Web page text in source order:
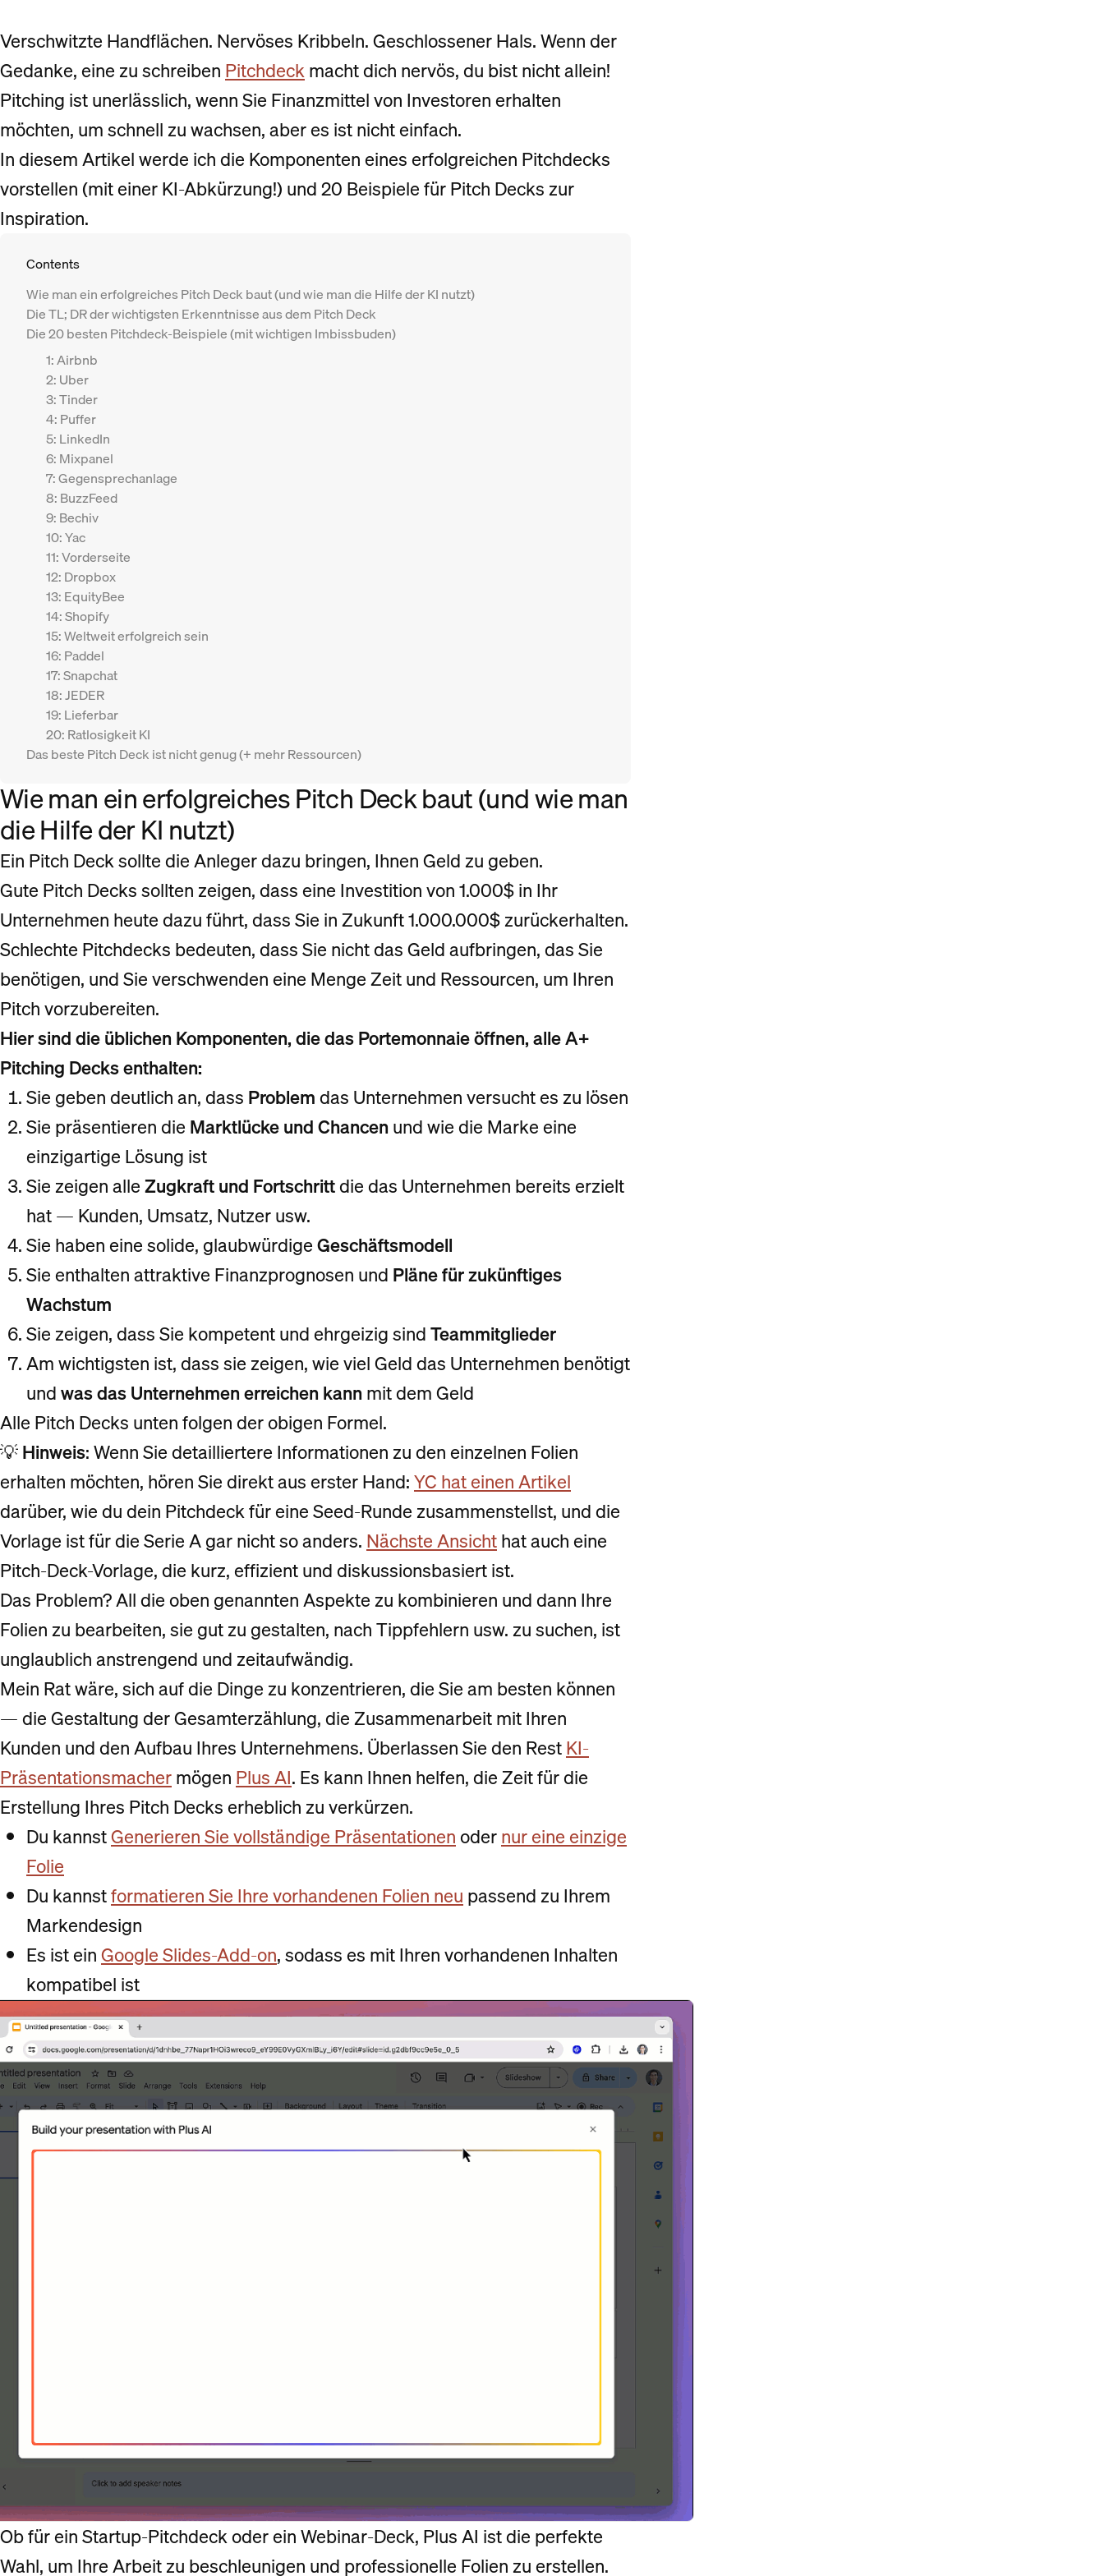
Verschwitzte Handflächen. Nervöses Kribbeln. Geschlossener Hals. Wenn der
Gedanke, eine zu schreiben Pitchdeckmacht dich nervös, du bist nicht allein!
Pitching ist unerlässlich, wenn Sie Finanzmittel von Investoren erhalten
möchten, um schnell zu wachsen, aber es ist nicht einfach.
In diesem Artikel werde ich die Komponenten eines erfolgreichen Pitchdecks
vorstellen (mit einer KI-Abkürzung!) und 20 Beispiele für Pitch Decks zur
Inspiration.
Contents
Wie man ein erfolgreiches Pitch Deck baut (und wie man die Hilfe der KI nutzt)
Die TL; DR der wichtigsten Erkenntnisse aus dem Pitch Deck
Die 20 besten Pitchdeck-Beispiele (mit wichtigen Imbissbuden)
1: Airbnb
2: Uber
3: Tinder
4: Puffer
5: LinkedIn
6: Mixpanel
7: Gegensprechanlage
8: BuzzFeed
9: Bechiv
10: Yac
11: Vorderseite
12: Dropbox
13: EquityBee
14: Shopify
15: Weltweit erfolgreich sein
16: Paddel
17: Snapchat
18: JEDER
19: Lieferbar
20: Ratlosigkeit KI
Das beste Pitch Deck ist nicht genug (+ mehr Ressourcen)
Wie man ein erfolgreiches Pitch Deck baut (und wie man
die Hilfe der KI nutzt)
Ein Pitch Deck sollte die Anleger dazu bringen, Ihnen Geld zu geben.
Gute Pitch Decks sollten zeigen, dass eine Investition von 1.000$ in Ihr
Unternehmen heute dazu führt, dass Sie in Zukunft 1.000.000$ zurückerhalten.
Schlechte Pitchdecks bedeuten, dass Sie nicht das Geld aufbringen, das Sie
benötigen, und Sie verschwenden eine Menge Zeit und Ressourcen, um Ihren
Pitch vorzubereiten.
Hier sind die üblichen Komponenten, die das Portemonnaie öffnen, alle A+
Pitching Decks enthalten:
Sie geben deutlich an, dass Problem das Unternehmen versucht es zu lösen
Sie präsentieren die Marktlücke und Chancen und wie die Marke eine
einzigartige Lösung ist
Sie zeigen alleZugkraft und Fortschrittdie das Unternehmen bereits erzielt
hat — Kunden, Umsatz, Nutzer usw.
Sie haben eine solide, glaubwürdigeGeschäftsmodell
Sie enthalten attraktive Finanzprognosen und Pläne für zukünftiges
Wachstum
Sie zeigen, dass Sie kompetent und ehrgeizig sindTeammitglieder
Am wichtigsten ist, dass sie zeigen, wie viel Geld das Unternehmen benötigt
undwas das Unternehmen erreichen kann mit dem Geld
Alle Pitch Decks unten folgen der obigen Formel.
💡Hinweis: Wenn Sie detailliertere Informationen zu den einzelnen Folien
erhalten möchten, hören Sie direkt aus erster Hand:YC hat einen Artikel
darüber, wie du dein Pitchdeck für eine Seed-Runde zusammenstellst, und die
Vorlage ist für die Serie A gar nicht so anders. Nächste Ansichthat auch eine
Pitch-Deck-Vorlage, die kurz, effizient und diskussionsbasiert ist.
Das Problem? All die oben genannten Aspekte zu kombinieren und dann Ihre
Folien zu bearbeiten, sie gut zu gestalten, nach Tippfehlern usw. zu suchen, ist
unglaublich anstrengend und zeitaufwändig.
Mein Rat wäre, sich auf die Dinge zu konzentrieren, die Sie am besten können
— die Gestaltung der Gesamterzählung, die Zusammenarbeit mit Ihren
Kunden und den Aufbau Ihres Unternehmens. Überlassen Sie den RestKI-
Präsentationsmachermögen Plus AI. Es kann Ihnen helfen, die Zeit für die
Erstellung Ihres Pitch Decks erheblich zu verkürzen.
Du kannstGenerieren Sie vollständige Präsentationen odernur eine einzige
Folie
Du kannstformatieren Sie Ihre vorhandenen Folien neu passend zu Ihrem
Markendesign
Es ist einGoogle Slides-Add-on, sodass es mit Ihren vorhandenen Inhalten
kompatibel ist
Ob für ein Startup-Pitchdeck oder ein Webinar-Deck, Plus AI ist die perfekte
Wahl, um Ihre Arbeit zu beschleunigen und professionelle Folien zu erstellen.